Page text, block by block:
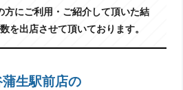
方にご利用・ご紹介して頂いた結
を出店させて頂いております。
蒲生駅前店の